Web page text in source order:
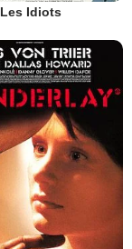
Les Idiots